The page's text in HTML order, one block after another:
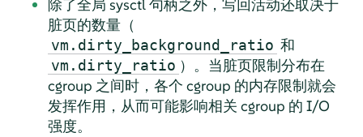
除了全局 sysctl 句柄之外，写回活动还取决于
脏页的数量（
vm.dirty_background_ratio 和
vm.dirty_ratio ）。当脏页限制分布在
cgroup 之间时，各个 cgroup 的内存限制就会
发挥作用，从而可能影响相关 cgroup 的 I/O
强度。